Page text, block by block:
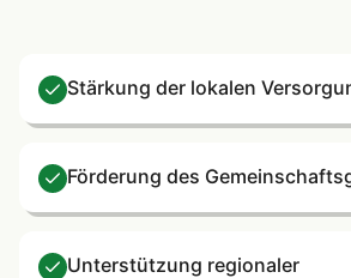
Stärkung der lokalen
Förderung des
Unterstützung regionaler